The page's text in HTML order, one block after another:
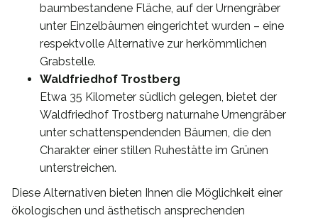
baumbestandene Fläche, auf der Urnengräber
unter Einzelbäumen eingerichtet wurden – eine
respektvolle Alternative zur herkömmlichen
Grabstelle.
Waldfriedhof Trostberg
Etwa 35 Kilometer südlich gelegen, bietet der
Waldfriedhof Trostberg naturnahe Urnengräber
unter schattenspendenden Bäumen, die den
Charakter einer stillen Ruhestätte im Grünen
unterstreichen.
Diese Alternativen bieten Ihnen die Möglichkeit einer
ökologischen und ästhetisch ansprechenden